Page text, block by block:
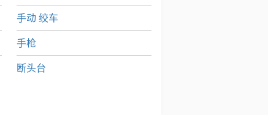
手动 绞车
手枪
断头台